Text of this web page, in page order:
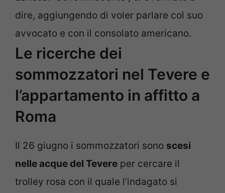
dire, aggiungendo di voler parlare col suo
avvocato e con il consolato americano.
Le ricerche dei
sommozzatori nel Tevere e
l’appartamento in affitto a
Roma
Il 26 giugno i sommozzatori sono scesi
nelle acque del Tevere per cercare il
trolley rosa con il quale l’indagato si